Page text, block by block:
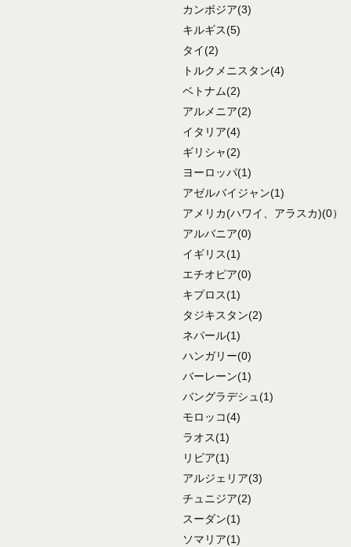
カンボジア(3)
キルギス(5)
タイ(2)
トルクメニスタン(4)
ベトナム(2)
アルメニア(2)
イタリア(4)
ギリシャ(2)
ヨーロッパ(1)
アゼルバイジャン(1)
アメリカ(ハワイ、アラスカ)(0）
アルバニア(0)
イギリス(1)
エチオピア(0)
キプロス(1)
タジキスタン(2)
ネパール(1)
ハンガリー(0)
バーレーン(1)
バングラデシュ(1)
モロッコ(4)
ラオス(1)
リビア(1)
アルジェリア(3)
チュニジア(2)
スーダン(1)
ソマリア(1)